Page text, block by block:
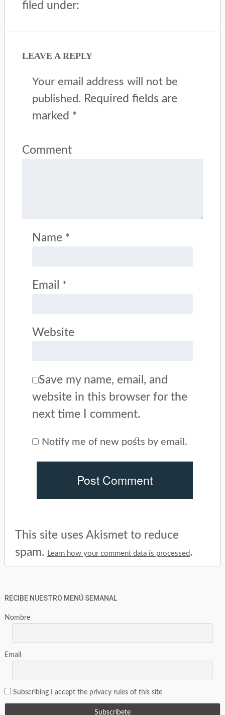
filed under:
LEAVE A REPLY
Your email address will not be
published. Required fields are
marked *
Comment
Name *
Email *
Website
Save my name, email, and
website in this browser for the
next time I comment.
Notify me of new posts by email.
This site uses Akismet to reduce
spam.
Learn how your comment data is processed.
RECIBE NUESTRO MENÚ SEMANAL
Nombre
Email
Subscribing I accept the privacy rules of this site